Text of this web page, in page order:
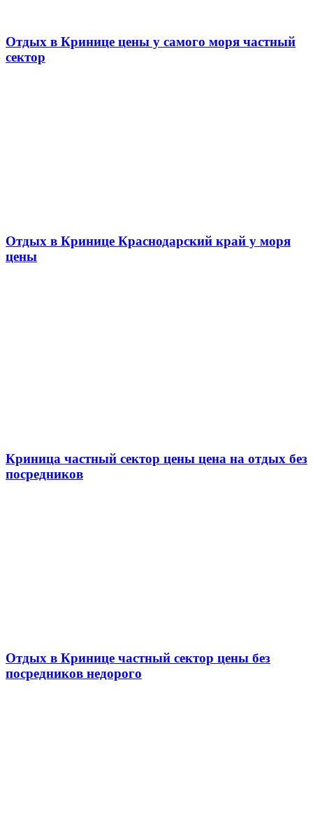
Отдых в Кринице цены у самого моря частный
сектор
Отдых в Кринице Краснодарский край у моря
цены
Криница частный сектор цены цена на отдых без
посредников
Отдых в Кринице частный сектор цены без
посредников недорого